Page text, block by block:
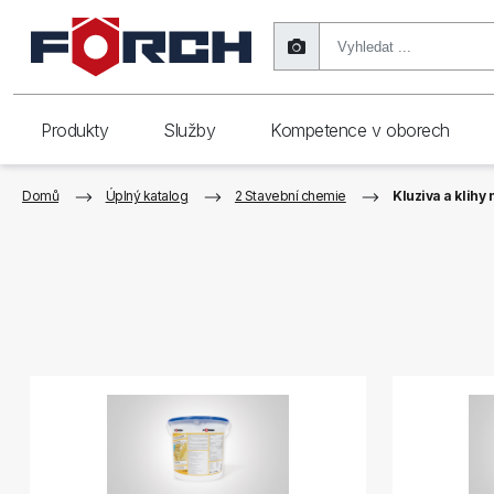
Produkty Služby Kompetence v oborech
Domů Úplný katalog 2 Stavební chemie Kluziva a klihy